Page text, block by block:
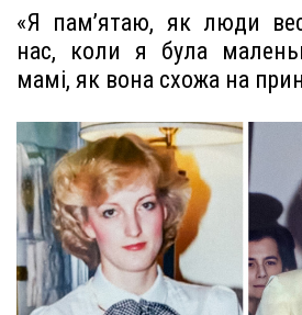
«Я пам’ятаю, як люди
нас, коли я була
мамі, як вона схожа на